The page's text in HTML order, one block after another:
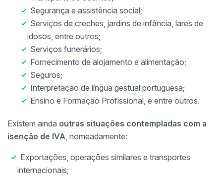
Segurança e assistência social;
Serviços de creches, jardins de infância, lares de
idosos, entre outros;
Serviços funerários;
Fornecimento de alojamento e alimentação;
Seguros;
Interpretação de língua gestual portuguesa;
Ensino e Formação Profissional, e entre outros.
Existem ainda outras situações contempladas com a
isenção de IVA, nomeadamente:
Exportações, operações similares e transportes
internacionais;